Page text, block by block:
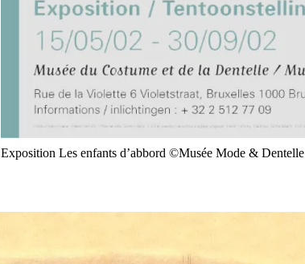
Exposition Les enfants d’abbord ©Musée Mode & Dentelle